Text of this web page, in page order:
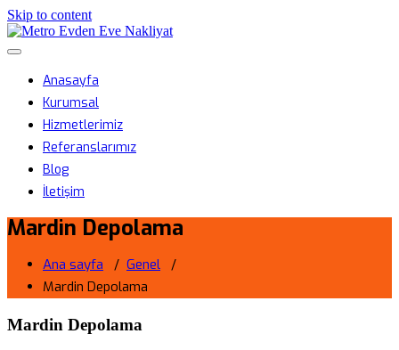
Skip to content
Metro Evden Eve Nakliyat
Anasayfa
Kurumsal
Hizmetlerimiz
Referanslarımız
Blog
İletişim
Mardin Depolama
Ana sayfa / Genel /
Mardin Depolama
Mardin Depolama